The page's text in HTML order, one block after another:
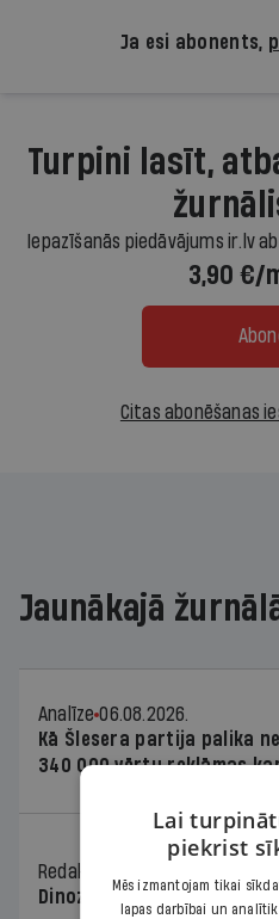
Ja esi abonents,
Turpini lasīt,
Iepazīšanās piedāvājums ir.lv
3,90 €/
Citas abonēšanas
Jaunākajā
Analīze 06.08.2026.
Kā Šlesera partija palika
340 000 vērtu reklāmas
Redaktores sleja
Dinozaura triks
Lai
piekrist
Mēs izmantojam tikai
lapas darbībai un